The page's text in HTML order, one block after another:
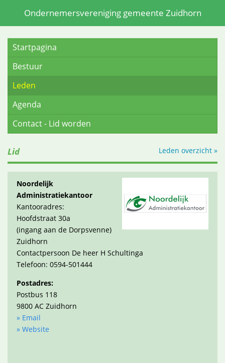
Ondernemersvereniging gemeente Zuidhorn
Startpagina
Bestuur
Leden
Agenda
Contact - Lid worden
Lid Leden overzicht »
Noordelijk
Administratiekantoor
Kantooradres:
Hoofdstraat 30a
(ingang aan de Dorpsvenne)
Zuidhorn
Contactpersoon De heer H Schultinga
Telefoon: 0594-501444
Postadres:
Postbus 118
9800 AC Zuidhorn
» Email
» Website